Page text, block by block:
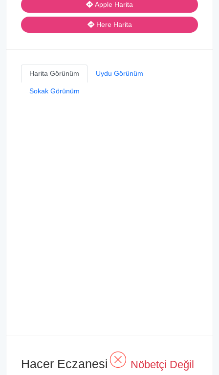
Apple Harita
Here Harita
Harita Görünüm Uydu Görünüm
Sokak Görünüm
Hacer Eczanesi Nöbetçi Değil